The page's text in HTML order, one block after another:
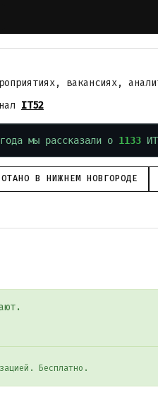
вакансиях,
IT52
мы рассказали о 1133
В НИЖНЕМ НОВГОРОДЕ
Бесплатно.